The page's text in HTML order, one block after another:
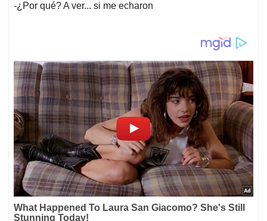
-¿Por qué? A ver... si me echaron